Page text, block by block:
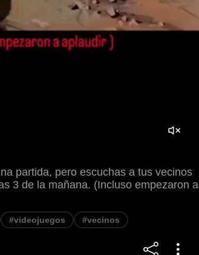
partida, pero escuchas a tus vecinos
3 de la mañana. (Incluso empezaron a
#videojuegos #vecinos